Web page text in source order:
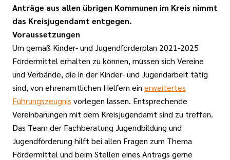
Anträge aus allen übrigen Kommunen im Kreis nimmt
das Kreisjugendamt entgegen.
Voraussetzungen
Um gemäß Kinder- und Jugendförderplan 2021-2025
Fördermittel erhalten zu können, müssen sich Vereine
und Verbände, die in der Kinder- und Jugendarbeit tätig
sind, von ehrenamtlichen Helfern ein erweitertes
Führungszeugnis vorlegen lassen. Entsprechende
Vereinbarungen mit dem Kreisjugendamt sind zu treffen.
Das Team der Fachberatung Jugendbildung und
Jugendförderung hilft bei allen Fragen zum Thema
Fördermittel und beim Stellen eines Antrags gerne